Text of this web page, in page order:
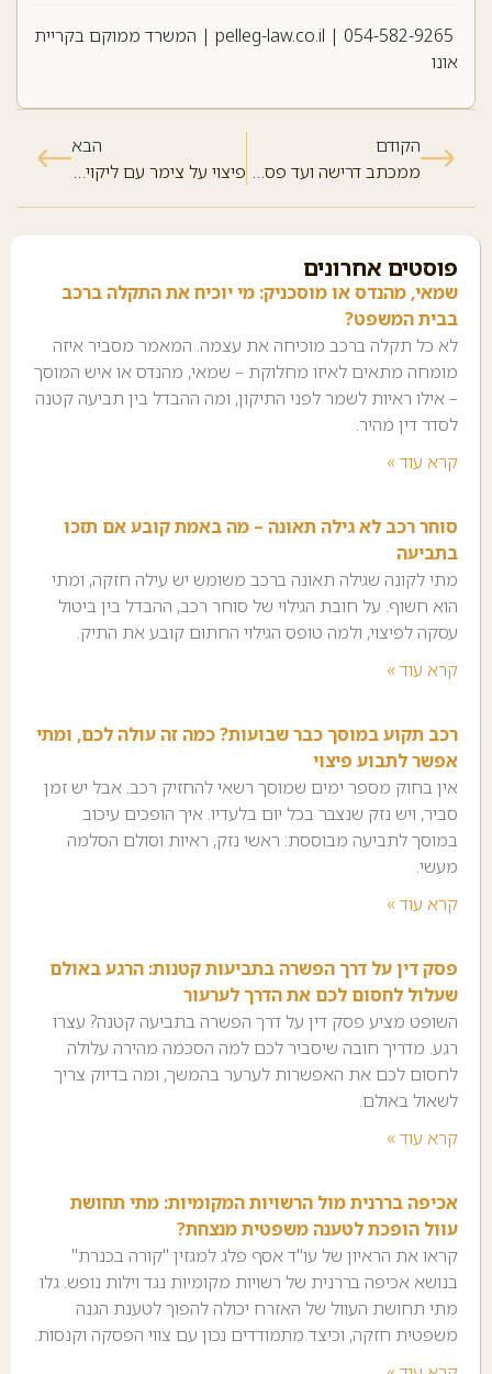
|
pelleg-law.co.il | המשרד ממוקם בקריית
אונו
הקודם
ממכתב דרישה ועד פסק דין, ומה באמת קובע אם תגבה
הבא
פיצוי על צימר עם ליקויים: איך לתעד, כמה לדרוש ומתי לשלוח מכתב התראה
פוסטים אחרונים
שמאי, מהנדס או מוסכניק: מי יוכיח את התקלה ברכב
בבית המשפט?
לא כל תקלה ברכב מוכיחה את עצמה. המאמר מסביר איזה
מומחה מתאים לאיזו מחלוקת – שמאי, מהנדס או איש המוסך
– אילו ראיות לשמר לפני התיקון, ומה ההבדל בין תביעה קטנה
לסדר דין מהיר.
קרא עוד »
סוחר רכב לא גילה תאונה – מה באמת קובע אם תזכו
בתביעה
מתי לקונה שגילה תאונה ברכב משומש יש עילה חזקה, ומתי
הוא חשוף. על חובת הגילוי של סוחר רכב, ההבדל בין ביטול
עסקה לפיצוי, ולמה טופס הגילוי החתום קובע את התיק.
קרא עוד »
רכב תקוע במוסך כבר שבועות? כמה זה עולה לכם, ומתי
אפשר לתבוע פיצוי
אין בחוק מספר ימים שמוסך רשאי להחזיק רכב. אבל יש זמן
סביר, ויש נזק שנצבר בכל יום בלעדיו. איך הופכים עיכוב
במוסך לתביעה מבוססת: ראשי נזק, ראיות וסולם הסלמה
מעשי.
קרא עוד »
פסק דין על דרך הפשרה בתביעות קטנות: הרגע באולם
שעלול לחסום לכם את הדרך לערעור
השופט מציע פסק דין על דרך הפשרה בתביעה קטנה? עצרו
רגע. מדריך חובה שיסביר לכם למה הסכמה מהירה עלולה
לחסום לכם את האפשרות לערער בהמשך, ומה בדיוק צריך
לשאול באולם.
קרא עוד »
אכיפה בררנית מול הרשויות המקומיות: מתי תחושת
עוול הופכת לטענה משפטית מנצחת?
קראו את הראיון של עו"ד אסף פלג למגזין "קורה בכנרת"
בנושא אכיפה בררנית של רשויות מקומיות נגד וילות נופש. גלו
מתי תחושת העוול של האזרח יכולה להפוך לטענת הגנה
משפטית חזקה, וכיצד מתמודדים נכון עם צווי הפסקה וקנסות.